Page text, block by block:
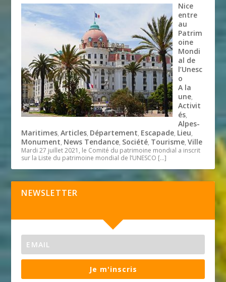
Nice
entre
au
Patrim
oine
Mondi
al de
l’Unesc
o
A la
une,
Activit
és,
Alpes-
Maritimes,Articles, Département, Escapade, Lieu,
Monument, News Tendance, Société, Tourisme,Ville
Mardi 27 juillet 2021, le Comité du patrimoine mondial a inscrit
sur la Liste du patrimoine mondial de l’UNESCO […]
NEWSLETTER
Je m'inscris